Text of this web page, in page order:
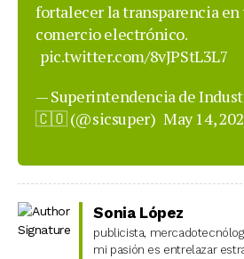
fortalecer la transparencia en
comercio electrónico.
pic.twitter.com/8vJPStL3L7
— Superintendencia de
🇨🇴 (@sicsuper) May 14,
Sonia López
publicista,
mi pasión es entrelazar